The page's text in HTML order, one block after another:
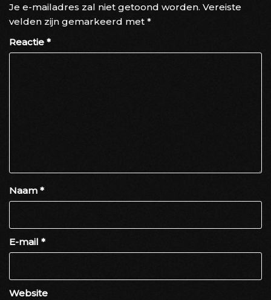
Je e-mailadres zal niet getoond worden. Vereiste
velden zijn gemarkeerd met *
Reactie *
Naam *
E-mail *
Website